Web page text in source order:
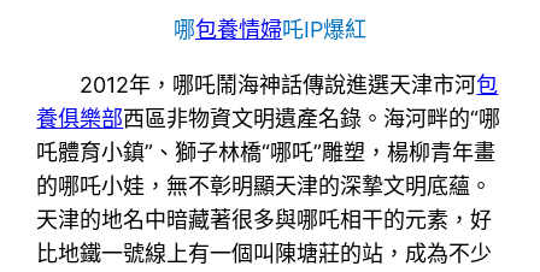
哪包養情婦吒IP爆紅
2012年，哪吒鬧海神話傳說進選天津市河包
養俱樂部西區非物資文明遺產名錄。海河畔的“哪
吒體育小鎮”、獅子林橋“哪吒”雕塑，楊柳青年畫
的哪吒小娃，無不彰明顯天津的深摯文明底蘊。
天津的地名中暗藏著很多與哪吒相干的元素，好
比地鐵一號線上有一個叫陳塘莊的站，成為不少